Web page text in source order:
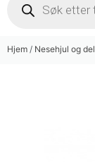
Hjem / Nesehjul og